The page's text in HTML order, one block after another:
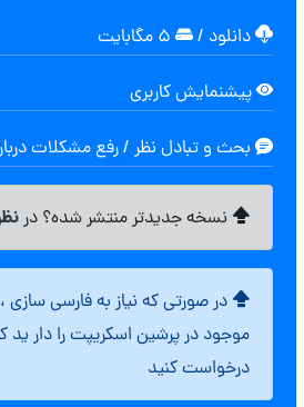
دانلود /
پیشنمایش کاربری
بحث و تبادل نظر / رفع مشکلات
نسخه جدیدتر منتشر شده؟ در
در صورتی که نیاز به فارسی
موجود در پرشین اسکریپت را دار ید
درخواست کنید